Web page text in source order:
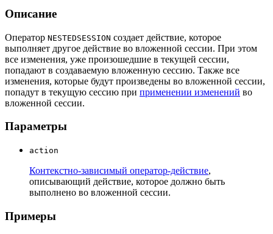
Описание
Оператор NESTEDSESSION создает действие, которое
выполняет другое действие во вложенной сессии. При этом
все изменения, уже произошедшие в текущей сессии,
попадают в создаваемую вложенную сессию. Также все
изменения, которые будут произведены во вложенной сессии,
попадут в текущую сессию при применении изменений во
вложенной сессии.
Параметры
action
Контекстно-зависимый оператор-действие,
описывающий действие, которое должно быть
выполнено во вложенной сессии.
Примеры